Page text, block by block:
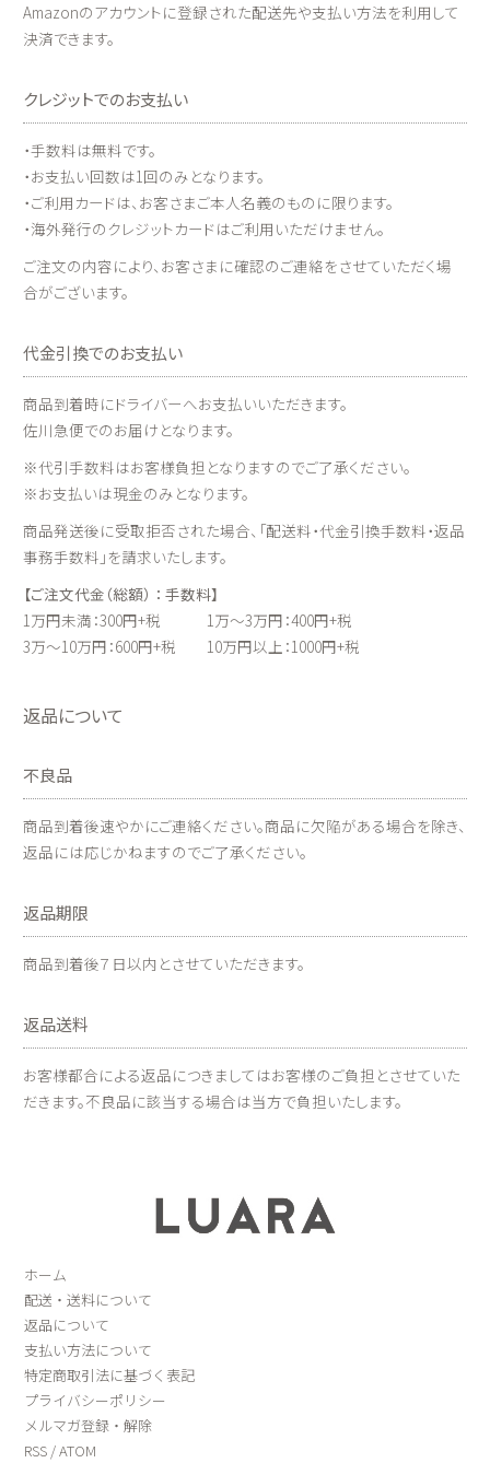
Amazonのアカウントに登録された配送先や支払い方法を利用して
決済できます。
クレジットでのお支払い
・手数料は無料です。
・お支払い回数は1回のみとなります。
・ご利用カードは、お客さまご本人名義のものに限ります。
・海外発行のクレジットカードはご利用いただけません。
ご注文の内容により、お客さまに確認のご連絡をさせていただく場
合がございます。
代金引換でのお支払い
商品到着時にドライバーへお支払いいただきます。
佐川急便でのお届けとなります。
※代引手数料はお客様負担となりますのでご了承ください。
※お支払いは現金のみとなります。
商品発送後に受取拒否された場合、「配送料・代金引換手数料・返品
事務手数料」を請求いたします。
【ご注文代金（総額） ： 手数料】
1万円未満：300円+税 1万～3万円：400円+税
3万～10万円：600円+税 10万円以上：1000円+税
返品について
不良品
商品到着後速やかにご連絡ください。商品に欠陥がある場合を除き、
返品には応じかねますのでご了承ください。
返品期限
商品到着後７日以内とさせていただきます。
返品送料
お客様都合による返品につきましてはお客様のご負担とさせていた
だきます。不良品に該当する場合は当方で負担いたします。
ホーム
配送・送料について
返品について
支払い方法について
特定商取引法に基づく表記
プライバシーポリシー
メルマガ登録・解除
RSS/ATOM